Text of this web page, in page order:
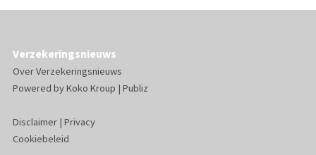
Verzekeringsnieuws
Over Verzekeringsnieuws
Powered byKoko Kroup | Publiz
Disclaimer| Privacy
Cookiebeleid